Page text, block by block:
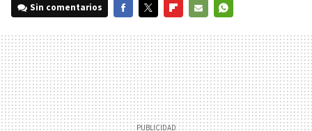
Sin comentarios
MAIL